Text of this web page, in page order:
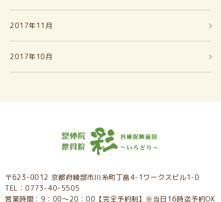
2017年11月
2017年10月
〒623-0012 京都府綾部市川糸町丁畠4-1ワークスビル1-D
TEL：0773-40-5505
営業時間：9：00～20：00【完全予約制】※当日16時迄予約OK